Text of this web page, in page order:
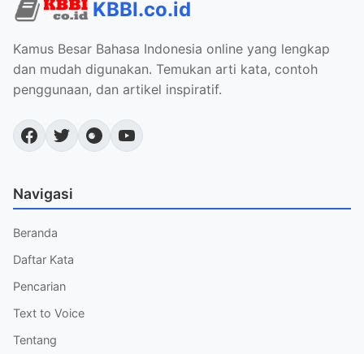
KBBI.co.id
Kamus Besar Bahasa Indonesia online yang lengkap
dan mudah digunakan. Temukan arti kata, contoh
penggunaan, dan artikel inspiratif.
Navigasi
Beranda
Daftar Kata
Pencarian
Text to Voice
Tentang